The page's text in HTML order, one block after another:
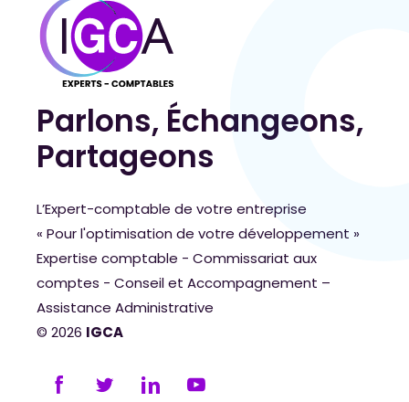
Parlons, Échangeons,
Partageons
L’Expert-comptable de votre entreprise
« Pour l'optimisation de votre développement »
Expertise comptable - Commissariat aux
comptes - Conseil et Accompagnement –
Assistance Administrative
© 2026 IGCA